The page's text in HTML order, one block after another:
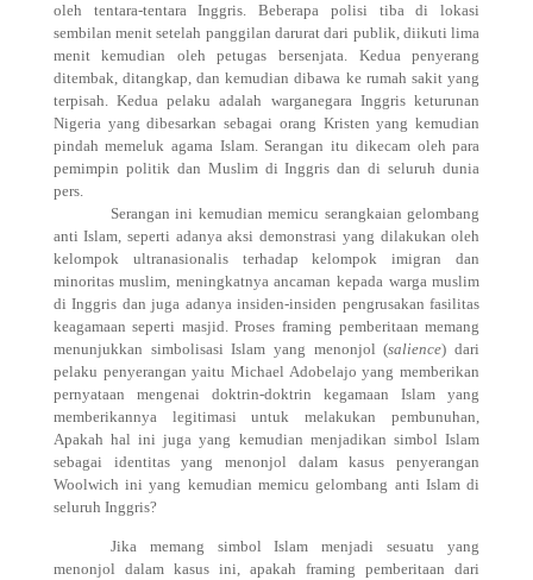
oleh tentara-tentara Inggris. Beberapa polisi tiba di lokasi
sembilan menit setelah panggilan darurat dari publik, diikuti lima
menit kemudian oleh petugas bersenjata. Kedua penyerang
ditembak, ditangkap, dan kemudian dibawa ke rumah sakit yang
terpisah. Kedua pelaku adalah warganegara Inggris keturunan
Nigeria yang dibesarkan sebagai orang Kristen yang kemudian
pindah memeluk agama Islam. Serangan itu dikecam oleh para
pemimpin politik dan Muslim di Inggris dan di seluruh dunia
pers.
Serangan ini kemudian memicu serangkaian gelombang
anti Islam, seperti adanya aksi demonstrasi yang dilakukan oleh
kelompok ultranasionalis terhadap kelompok imigran dan
minoritas muslim, meningkatnya ancaman kepada warga muslim
di Inggris dan juga adanya insiden-insiden pengrusakan fasilitas
keagamaan seperti masjid. Proses framing pemberitaan memang
menunjukkan simbolisasi Islam yang menonjol (salience) dari
pelaku penyerangan yaitu Michael Adobelajo yang memberikan
pernyataan mengenai doktrin-doktrin kegamaan Islam yang
memberikannya legitimasi untuk melakukan pembunuhan,
Apakah hal ini juga yang kemudian menjadikan simbol Islam
sebagai identitas yang menonjol dalam kasus penyerangan
Woolwich ini yang kemudian memicu gelombang anti Islam di
seluruh Inggris?
Jika memang simbol Islam menjadi sesuatu yang
menonjol dalam kasus ini, apakah framing pemberitaan dari